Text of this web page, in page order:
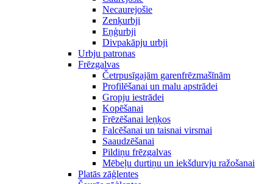
Necaurejošie
Zenķurbji
Eņģurbji
Divpakāpju urbji
Urbju patronas
Frēzgalvas
Četrpusīgajām garenfrēzmašīnām
Profilēšanai un malu apstrādei
Gropju iestrādei
Kopēšanai
Frēzēšanai leņķos
Falcēšanai un taisnai virsmai
Saaudzēšanai
Pildiņu frēzgalvas
Mēbeļu durtiņu un iekšdurvju ražošanai
Platās zāģlentes